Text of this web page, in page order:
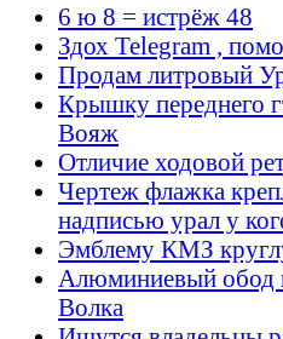
6 ю 8 = истрёж 48
Здох Telegram ,
Продам литровый
Крышку переднего
Вояж
Отличие ходовой
Чертеж флажка
надписью урал у
Эмблему КМЗ
Алюминиевый обод
Волка